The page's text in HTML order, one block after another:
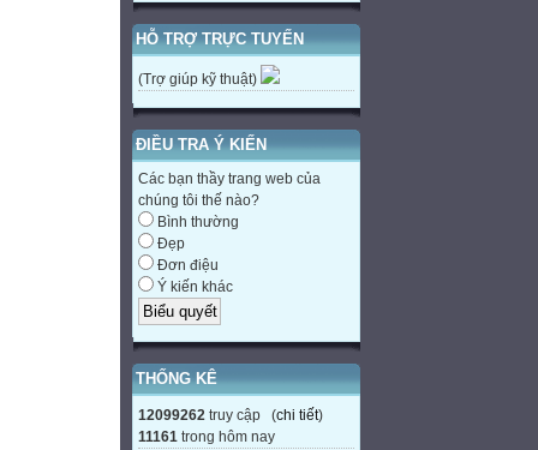
HỖ TRỢ TRỰC TUYẾN
(Trợ giúp kỹ thuật)
ĐIỀU TRA Ý KIẾN
Các bạn thầy trang web của
chúng tôi thế nào?
Bình thường
Đẹp
Đơn điệu
Ý kiến khác
THỐNG KÊ
12099262 truy cập (chi tiết)
11161 trong hôm nay